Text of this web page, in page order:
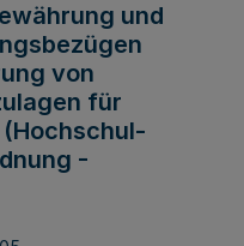
und
von
für
-